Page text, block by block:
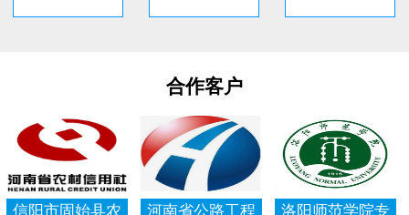
合作客户
信阳市固始县农
河南省公路工程
洛阳师范学院专